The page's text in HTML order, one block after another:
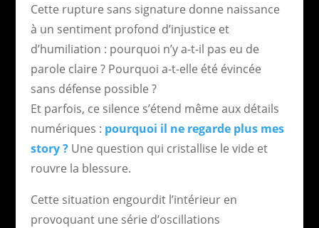
Cette rupture sans signature donne naissance
à un sentiment profond d’injustice et
d’humiliation : pourquoi n’y a-t-il pas eu de
parole claire ? Pourquoi a-t-elle été évincée
sans défense possible ?
Et parfois, ce silence s’étend même aux détails
numériques : pourquoi il ne regarde plus mes
story ?Une question qui cristallise le vide et
rouvre la blessure.
Cette situation engourdit l’intérieur en
provoquant une série d’oscillations